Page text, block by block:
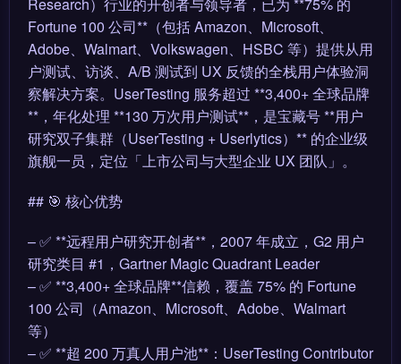
Fortune 100 公司**（包括 Amazon、Microsoft、
Adobe、Walmart、Volkswagen、HSBC 等）提供从用
户测试、访谈、A/B 测试到 UX 反馈的全栈用户体验洞
察解决方案。UserTesting 服务超过 **3,400+ 全球品牌
**，年化处理 **130 万次用户测试**，是宝藏号 **用户
研究双子集群（UserTesting + Userlytics）** 的企业级
旗舰一员，定位「上市公司与大型企业 UX 团队」。
## 🎯 核心优势
– ✅ **远程用户研究开创者**，2007 年成立，G2 用户
研究类目 #1，Gartner Magic Quadrant Leader
– ✅ **3,400+ 全球品牌**信赖，覆盖 75% 的 Fortune
100 公司（Amazon、Microsoft、Adobe、Walmart
等）
– ✅ **超 200 万真人用户池**：UserTesting Contributor